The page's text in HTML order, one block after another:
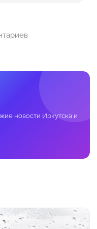
новости Иркутска и